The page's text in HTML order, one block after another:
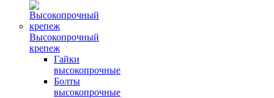
Высокопрочный
крепеж
Гайки
высокопрочные
Болты
высокопрочные